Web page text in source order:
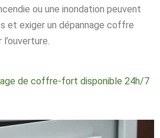
ou une inondation peuvent
et exiger un dépannage coffre
de coffre-fort disponible 24h/7